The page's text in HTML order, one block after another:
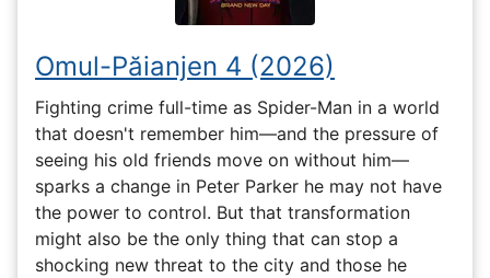
Omul-Păianjen 4 (2026)
Fighting crime full-time as Spider-Man in a world
that doesn't remember him—and the pressure of
seeing his old friends move on without him—
sparks a change in Peter Parker he may not have
the power to control. But that transformation
might also be the only thing that can stop a
shocking new threat to the city and those he